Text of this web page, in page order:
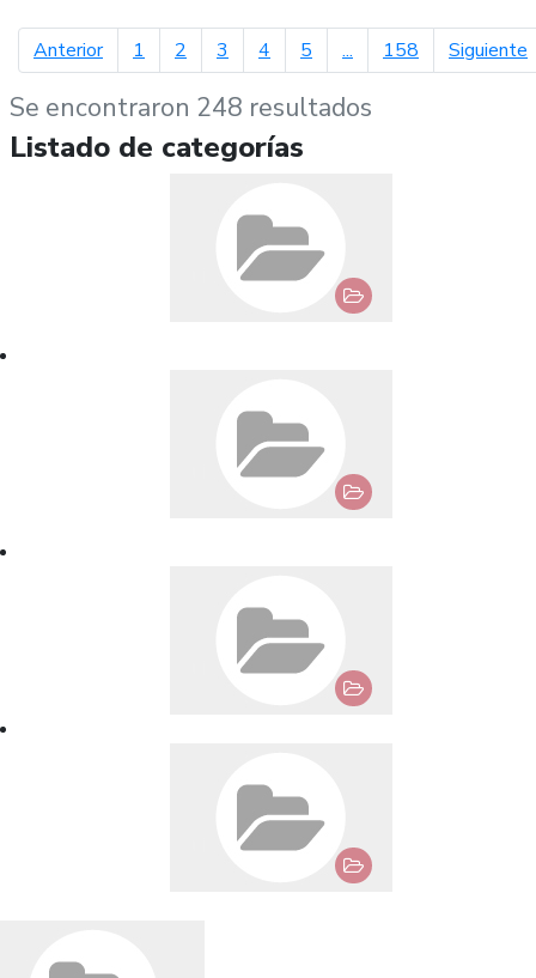
Anteriorpágina anterior
1 2 3 4 5 ... 158 Siguiente
Se encontraron 248 resultados
Listado de categorías